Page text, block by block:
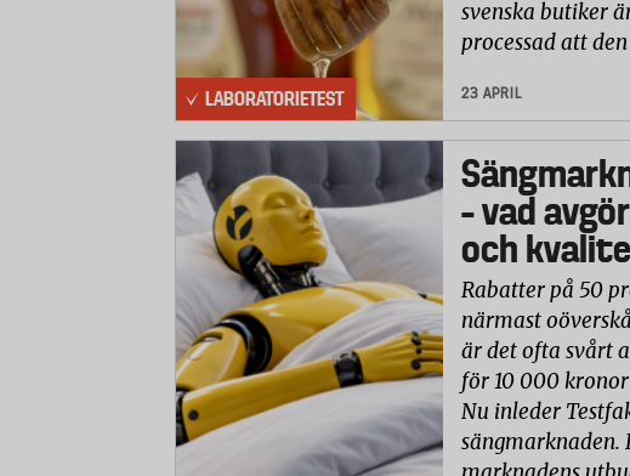
LABORATORIETEST
svenska butiker
processad att
23 APRIL
– vad
och
Rabatter på 50
närmast
är det ofta svårt
för 10 000
Nu inleder
sängmarknaden.